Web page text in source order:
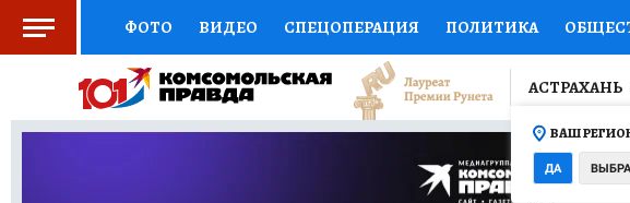
ФОТО ВИДЕО СПЕЦОПЕРАЦИЯ ПОЛИТИКА
СОЦПОДДЕРЖКА НАУКА СПОРТ КОЛУМНИСТЫ
ВЫБОР ЭКСПЕРТОВ ДОКТОР ФИНАНСЫ ОТКРЫВАЕМ
ПРОГНОЗЫ НА СПОРТ ПРОМОКОДЫ
АСТРАХАНЬ
ВАШ
ДА